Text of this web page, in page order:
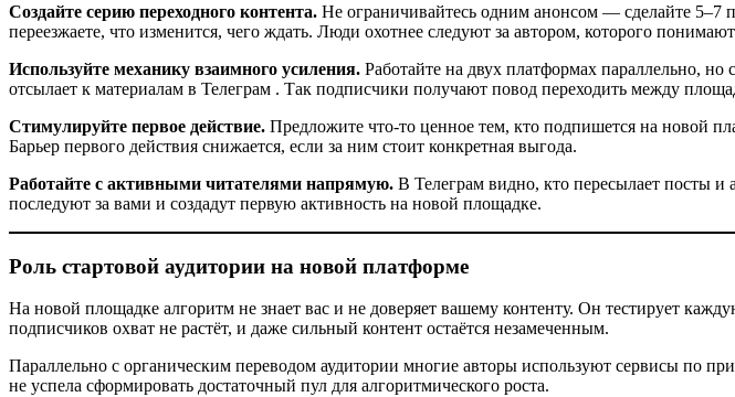
Создайте серию переходного контента. Не ограничивайтесь одним анонсом — сделайте 5–7
переезжаете, что изменится, чего ждать. Люди охотнее следуют за автором, которого
Используйте механику взаимного усиления. Работайте на двух платформах параллельно,
отсылает к материалам в Телеграм . Так подписчики получают повод переходить между
Стимулируйте первое действие. Предложите что-то ценное тем, кто подпишется на новой
Барьер первого действия снижается, если за ним стоит конкретная выгода.
Работайте с активными читателями напрямую. В Телеграм видно, кто пересылает посты
последуют за вами и создадут первую активность на новой площадке.
Роль стартовой аудитории на новой платформе
На новой площадке алгоритм не знает вас и не доверяет вашему контенту. Он тестирует
подписчиков охват не растёт, и даже сильный контент остаётся незамеченным.
Параллельно с органическим переводом аудитории многие авторы используют сервисы по
не успела сформировать достаточный пул для алгоритмического роста.